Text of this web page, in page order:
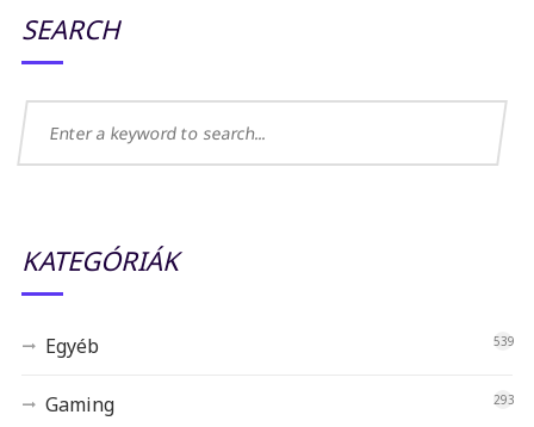
SEARCH
KATEGÓRIÁK
Egyéb 539
Gaming 293